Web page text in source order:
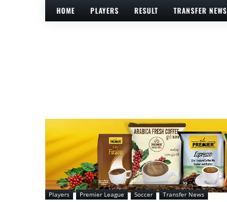
HOME PLAYERS RESULT TRANSFER NEWS
Players Premier League Soccer Transfer News